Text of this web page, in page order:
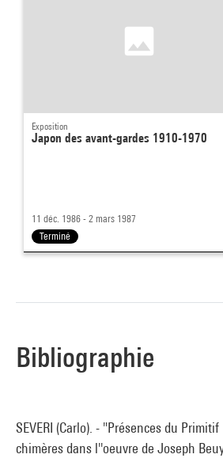
Exposition
Japon des avant-gardes 1910-1970
11 déc. 1986 - 2 mars 1987
Terminé
Bibliographie
SEVERI (Carlo). - "Présences du
chimères dans l''oeuvre de Joseph